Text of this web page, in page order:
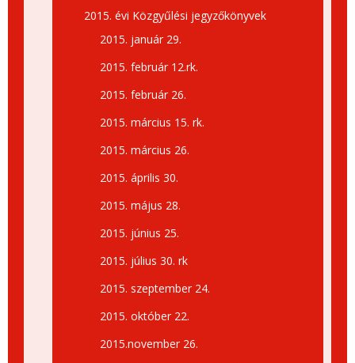
2015. évi Közgyűlési jegyzőkönyvek
2015. január 29.
2015. február 12.rk.
2015. február 26.
2015. március 15. rk.
2015. március 26.
2015. április 30.
2015. május 28.
2015. június 25.
2015. július 30. rk
2015. szeptember 24.
2015. október 22.
2015.november 26.